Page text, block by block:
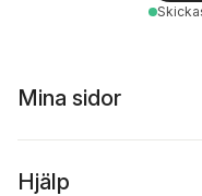
Mina sidor
Hjälp